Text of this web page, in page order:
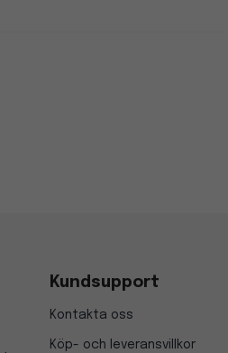
Kundsupport
Kontakta oss
Köp- och leveransvillkor